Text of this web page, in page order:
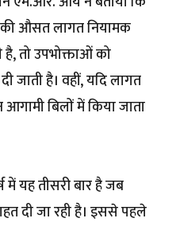
औसत लागत नियामक
तो उपभोक्ताओं को
जाती है। वहीं, यदि लागत
बिलों में किया जाता
में यह तीसरी बार है जब
दी जा रही है। इससे पहले